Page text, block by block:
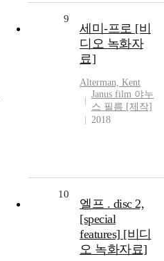
9
세미-프로 [비
디오 녹화자
료]
Alterman, Kent
Janus film 야누
스 필름 [제작]
2018
10
엘프 . disc 2,
[special
features] [비디
오 녹화자료]